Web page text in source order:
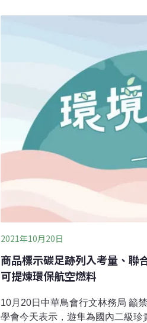
膜易造成農地污染，農業部高雄
壤。更麻煩的是，塑膠農膜每公
得清運，就把廢塑膠膜混在草堆
下水污染。羅正宗表示
2021年10月20日
商品標示碳足跡列入考量、
可提煉環保航空燃料
10月20日中華鳥會行文林務局 籲
學會今天表示，遊隼為國內二級